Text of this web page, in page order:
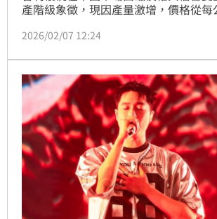
產階級象徵，現因產量激增，價格從
翻倍，本季產量預估達65.5萬噸，逾九
品質爭議，消費者抱怨櫻桃發黑、變
國困境，智利出口商積極分散風險，
增。智利櫻桃過度依賴單一市場弊端
圖恐重組，
2026/02/07 12:24